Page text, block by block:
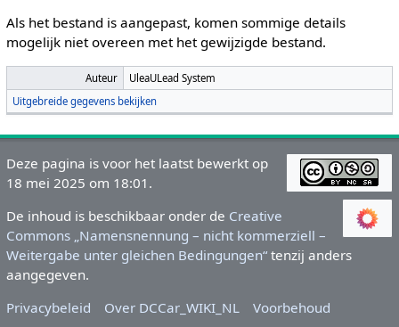
Als het bestand is aangepast, komen sommige details
mogelijk niet overeen met het gewijzigde bestand.
Auteur
UleaULead System
Uitgebreide gegevens bekijken
Deze pagina is voor het laatst bewerkt op
18 mei 2025 om 18:01.
De inhoud is beschikbaar onder de Creative
Commons „Namensnennung – nicht kommerziell –
Weitergabe unter gleichen Bedingungen“tenzij anders
aangegeven.
Privacybeleid
Over DCCar_WIKI_NL Voorbehoud